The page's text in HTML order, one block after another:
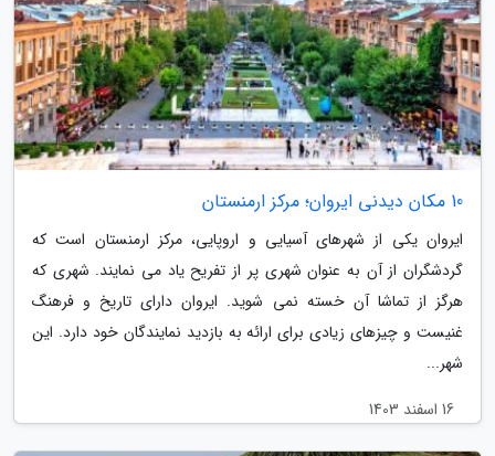
10 مکان دیدنی ایروان؛ مرکز ارمنستان
ایروان یکی از شهرهای آسیایی و اروپایی، مرکز ارمنستان است که
گردشگران از آن به عنوان شهری پر از تفریح یاد می نمایند. شهری که
هرگز از تماشا آن خسته نمی شوید. ایروان دارای تاریخ و فرهنگ
غنیست و چیزهای زیادی برای ارائه به بازدید نمایندگان خود دارد. این
شهر...
16 اسفند 1403